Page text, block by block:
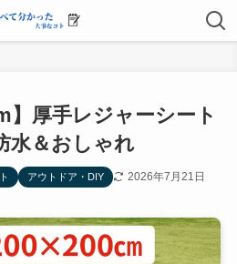
】厚手レジャーシート
水＆おしゃれ
アウトドア・DIY 2026年7月21日